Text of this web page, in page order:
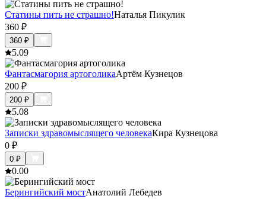
Статины пить не страшно!Наталья Пикулик
360 ₽
360 ₽
5.09
Фантасмагория артоголикаАртём Кузнецов
200 ₽
200 ₽
5.08
Записки здравомыслящего человекаКира Кузнецова
0 ₽
0 ₽
0.00
Берингийский мостАнатолий Лебедев